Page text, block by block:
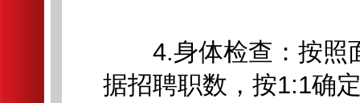
4.身体检查：按照
据招聘职数，按1:1确